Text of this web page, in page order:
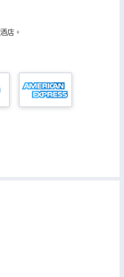
店。